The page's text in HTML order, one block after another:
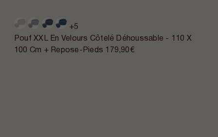
+5
Pouf XXL En Velours Côtelé Déhoussable - 110 X
100 Cm + Repose-Pieds
179,90€